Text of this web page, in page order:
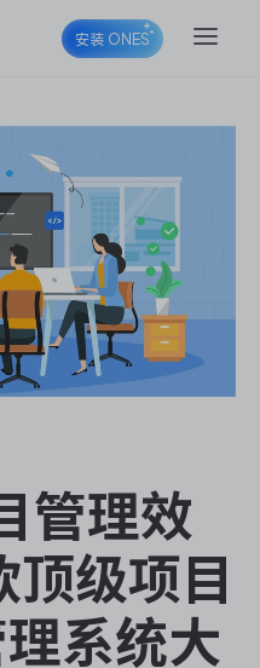
安装 ONES
管理效
顶级项目
系统大